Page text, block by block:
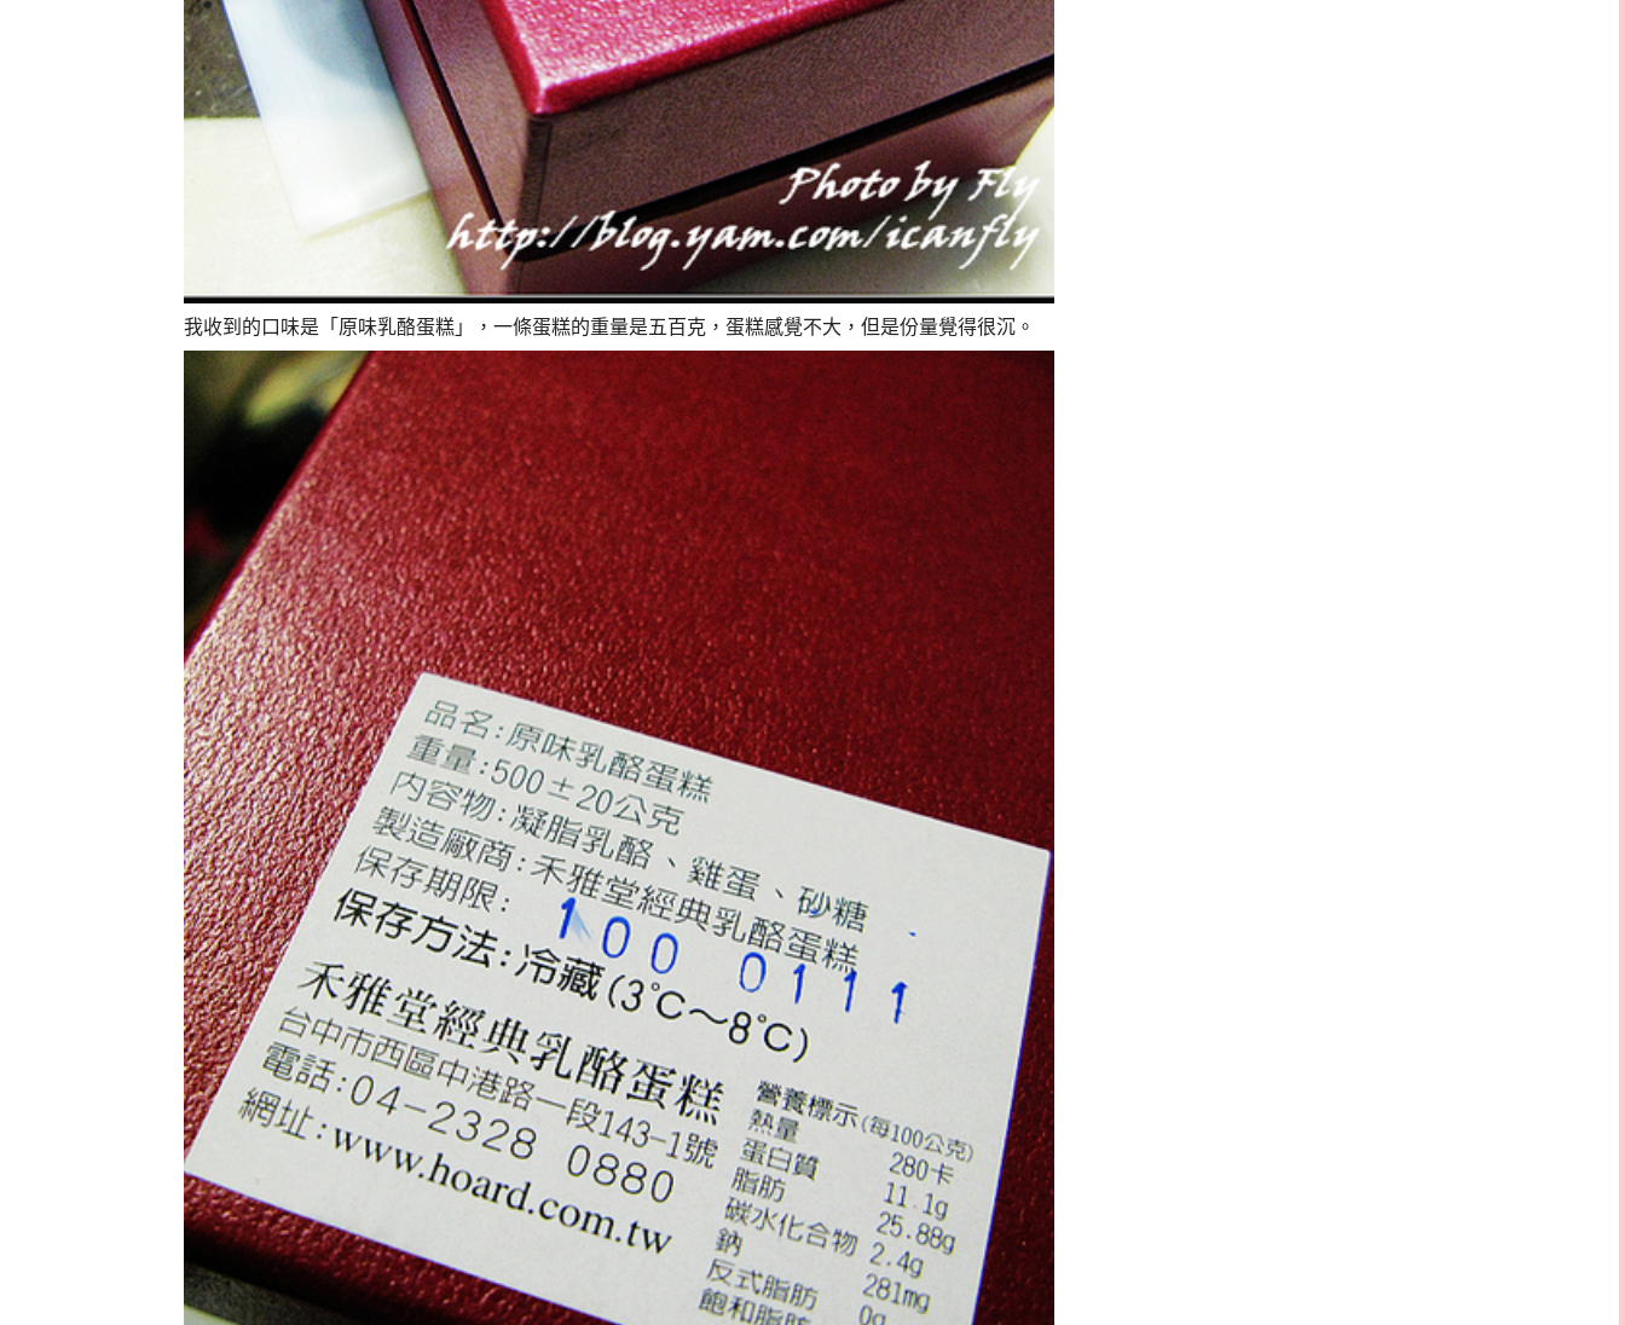
我收到的口味是「原味乳酪蛋糕」，一條蛋糕的重量是五百克，蛋糕感覺不大，但是份量覺得很沉。